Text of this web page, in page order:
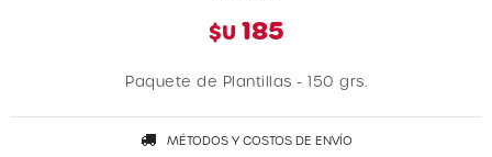
$U 185
Paquete de Plantillas - 150 grs.
MÉTODOS Y COSTOS DE ENVÍO